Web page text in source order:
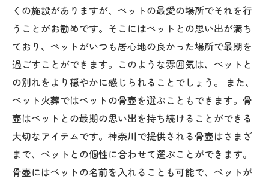
くの施設がありますが、ペットの最愛の場所でそれを行
うことがお勧めです。そこにはペットとの思い出が満ち
ており、ペットがいつも居心地の良かった場所で最期を
過ごすことができます。このような雰囲気は、ペットと
の別れをより穏やかに感じられることでしょう。 また、
ペット火葬ではペットの骨壺を選ぶこともできます。骨
壺はペットとの最期の思い出を持ち続けることができる
大切なアイテムです。神奈川で提供される骨壺はさまざ
まで、ペットとの個性に合わせて選ぶことができます。
骨壺にはペットの名前を入れることも可能で、ペットが